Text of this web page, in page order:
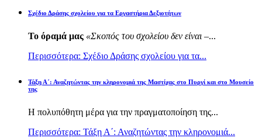
Σχέδιο Δράσης σχολείου για τα Εργαστήρια Δεξιοτήτων
Το όραμά μας «Σκοπός του σχολείου δεν είναι –...
Περισσότερα: Σχέδιο Δράσης σχολείου για τα...
Τάξη Α΄: Αναζητώντας την κληρονομιά της Μαστίχας στο Πυργί και στο Μουσείο
της
Η πολυπόθητη μέρα για την πραγματοποίηση της...
Περισσότερα: Τάξη Α΄: Αναζητώντας την κληρονομιά...